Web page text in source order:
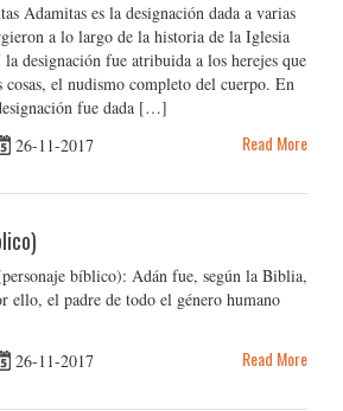
Adamitas es la designación dada a varias
a lo largo de la historia de la Iglesia
designación fue atribuida a los herejes que
cosas, el nudismo completo del cuerpo. En
fue dada […]
26-11-2017 Read More
bíblico): Adán fue, según la Biblia,
ello, el padre de todo el género humano
26-11-2017 Read More